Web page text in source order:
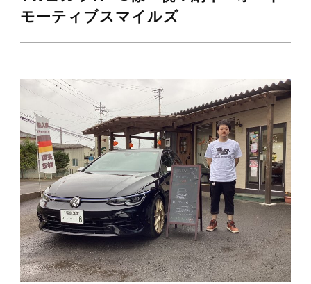
車両買取/レンタカー
車両サービス
お知らせ
会社概要
モーティブスマイルズ